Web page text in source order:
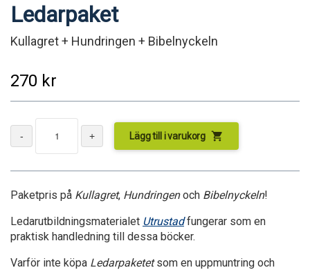
Ledarpaket
Kullagret + Hundringen + Bibelnyckeln
270 kr
Lägg till i varukorg shopping_cart
Paketpris på Kullagret, Hundringenoch Bibelnyckeln!
Ledarutbildningsmaterialet Utrustadfungerar som en
praktisk handledning till dessa böcker.
Varför inte köpa Ledarpaketetsom en uppmuntring och